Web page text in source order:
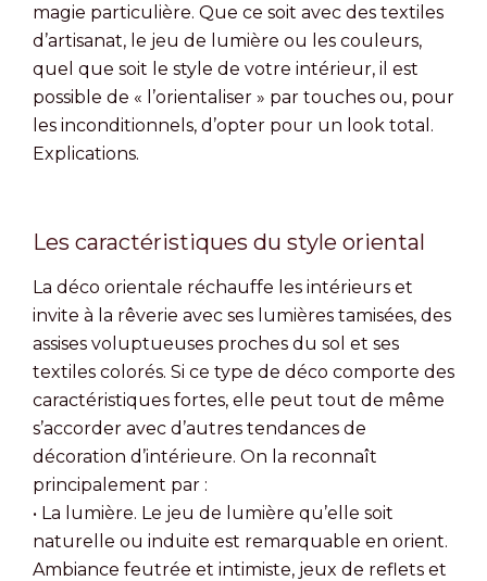
magie particulière. Que ce soit avec des textiles
d’artisanat, le jeu de lumière ou les couleurs,
quel que soit le style de votre intérieur, il est
possible de « l’orientaliser » par touches ou, pour
les inconditionnels, d’opter pour un look total.
Explications.
Les caractéristiques du style oriental
La déco orientale réchauffe les intérieurs et
invite à la rêverie avec ses lumières tamisées, des
assises voluptueuses proches du sol et ses
textiles colorés. Si ce type de déco comporte des
caractéristiques fortes, elle peut tout de même
s’accorder avec d’autres tendances de
décoration d’intérieure. On la reconnaît
principalement par :
• La lumière. Le jeu de lumière qu’elle soit
naturelle ou induite est remarquable en orient.
Ambiance feutrée et intimiste, jeux de reflets et